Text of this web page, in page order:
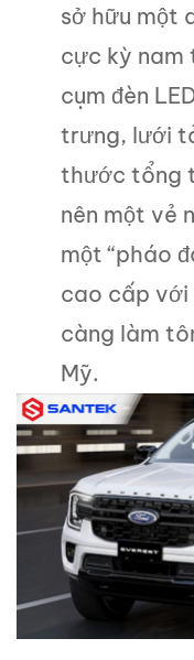
sở hữu một
cực kỳ nam
cụm đèn
trưng, lưới
thước tổng
nên một vẻ
một “pháo
cao cấp với
càng làm
Mỹ.